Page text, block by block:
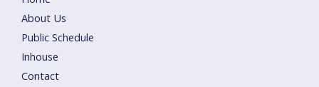
About Us
Public Schedule
Inhouse
Contact